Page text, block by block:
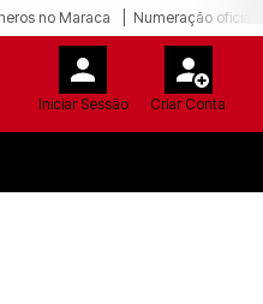
no Maraca Numeração oficial
Iniciar Sessão Criar Conta